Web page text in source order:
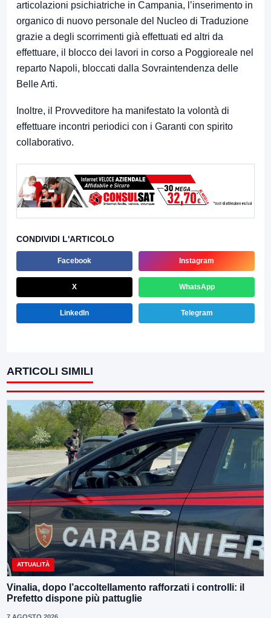
articolazioni psichiatriche in Campania, l’inserimento in
organico di nuovo personale del Nucleo di Traduzione
grazie a degli scorrimenti già effettuati ed altri da
effettuare, il blocco dei lavori in corso a Poggioreale nel
reparto Napoli, bloccati dalla Sovraintendenza delle
Belle Arti.
Inoltre, il Provveditore ha manifestato la volontà di
effettuare incontri periodici con i Garanti con spirito
collaborativo.
CONDIVIDI L'ARTICOLO
Facebook Instagram
X WhatsApp
LinkedIn Telegram
ARTICOLI SIMILI
ATTUALITÀ
Vinalia, dopo l’accoltellamento rafforzati i controlli: il
Prefetto dispone più pattuglie